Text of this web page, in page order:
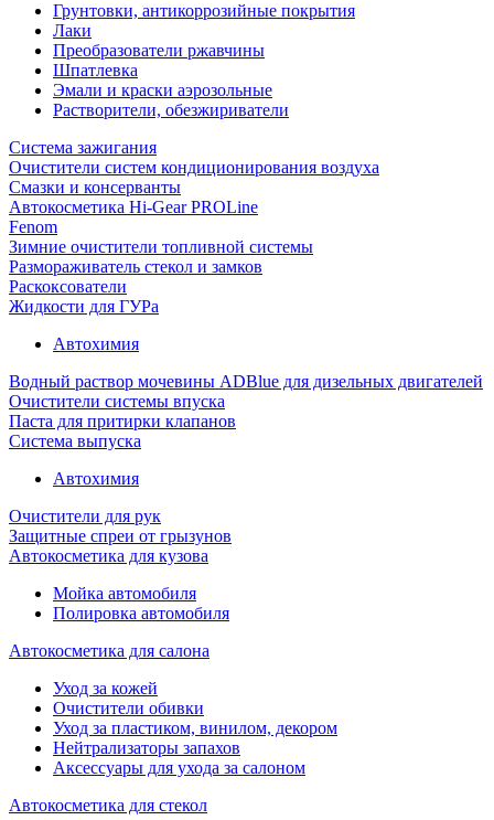
Грунтовки, антикоррозийные покрытия
Лаки
Преобразователи ржавчины
Шпатлевка
Эмали и краски аэрозольные
Растворители, обезжириватели
Система зажигания
Очистители систем кондиционирования воздуха
Смазки и консерванты
Автокосметика Hi-Gear PROLine
Fenom
Зимние очистители топливной системы
Размораживатель стекол и замков
Раскоксователи
Жидкости для ГУРа
Автохимия
Водный раствор мочевины ADBlue для дизельных двигателей
Очистители системы впуска
Паста для притирки клапанов
Система выпуска
Автохимия
Очистители для рук
Защитные спреи от грызунов
Автокосметика для кузова
Мойка автомобиля
Полировка автомобиля
Автокосметика для салона
Уход за кожей
Очистители обивки
Уход за пластиком, винилом, декором
Нейтрализаторы запахов
Аксессуары для ухода за салоном
Автокосметика для стекол